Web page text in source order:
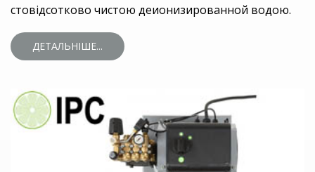
стовідсотково чистою деионизированной водою.
ДЕТАЛЬНІШЕ...